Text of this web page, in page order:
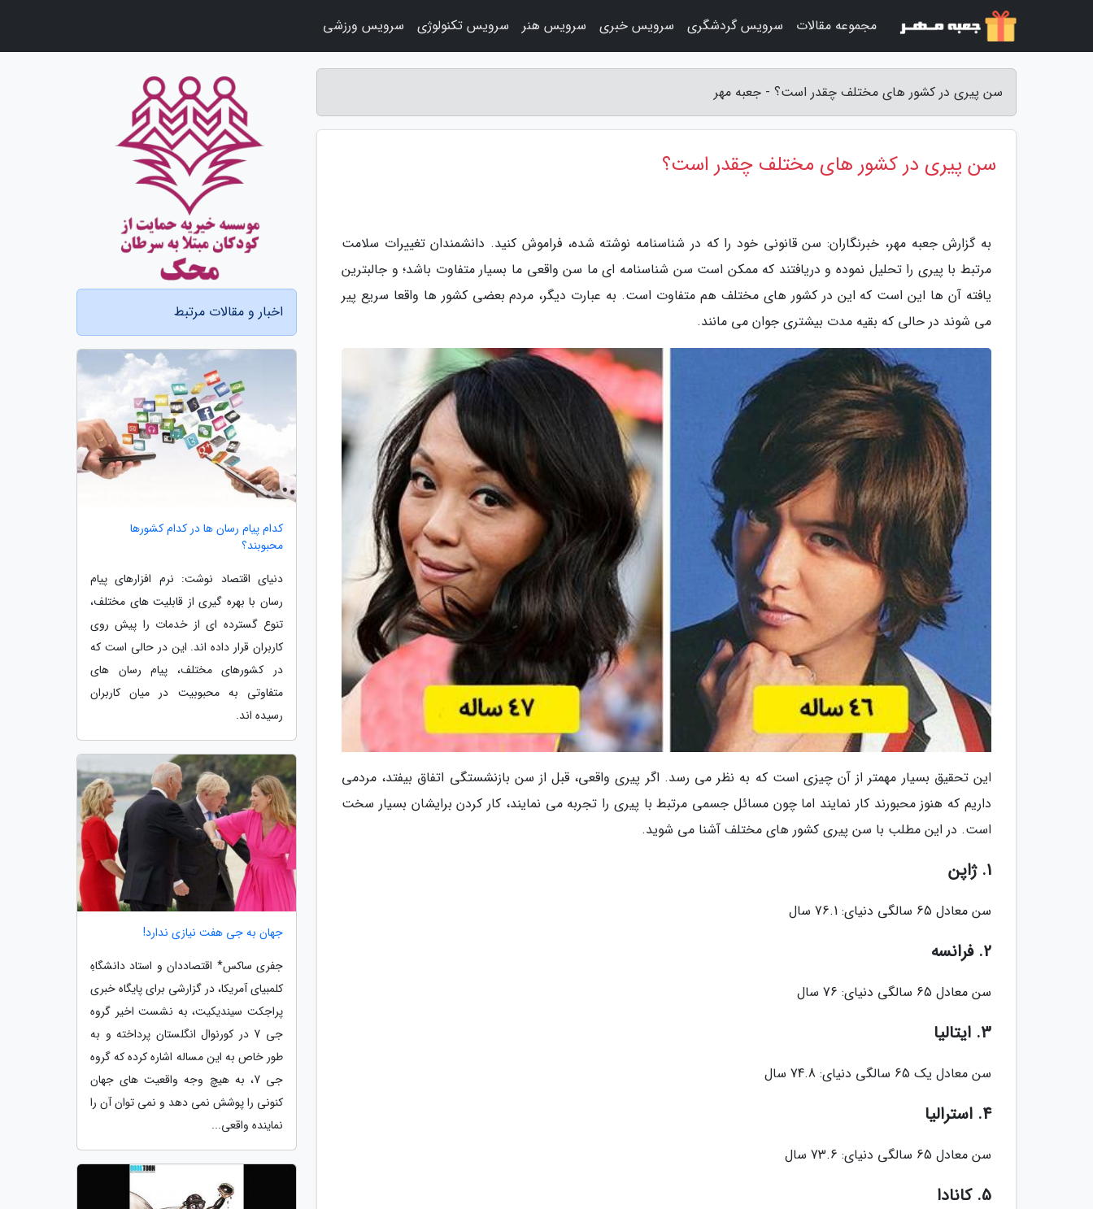
سن پیری در کشور های مختلف چقدر است؟ - جعبه مهر
سن پیری در کشور های مختلف چقدر است؟
به گزارش جعبه مهر، خبرنگاران: سن قانونی خود را که در شناسنامه نوشته شده، فراموش کنید. دانشمندان تغییرات سلامت
مرتبط با پیری را تحلیل نموده و دریافتند که ممکن است سن شناسنامه ای ما سن واقعی ما بسیار متفاوت باشد؛ و جالبترین
یافته آن ها این است که این در کشور های مختلف هم متفاوت است. به عبارت دیگر، مردم بعضی کشور ها واقعا سریع پیر
می شوند در حالی که بقیه مدت بیشتری جوان می مانند.
این تحقیق بسیار مهمتر از آن چیزی است که به نظر می رسد. اگر پیری واقعی، قبل از سن بازنشستگی اتفاق بیفتد، مردمی
داریم که هنوز محبورند کار نمایند اما چون مسائل جسمی مرتبط با پیری را تجربه می نمایند، کار کردن برایشان بسیار سخت
است. در این مطلب با سن پیری کشور های مختلف آشنا می شوید.
1. ژاپن
سن معادل 65 سالگی دنیای: 76.1 سال
2. فرانسه
سن معادل 65 سالگی دنیای: 76 سال
3. ایتالیا
سن معادل یک 65 سالگی دنیای: 74.8 سال
4. استرالیا
سن معادل 65 سالگی دنیای: 73.6 سال
5. کانادا
اخبار و مقالات مرتبط
کدام پیام رسان ها در کدام کشورها
محبوبند؟
دنیای اقتصاد نوشت: نرم افزارهای پیام
رسان با بهره گیری از قابلیت های مختلف،
تنوع گسترده ای از خدمات را پیش روی
کاربران قرار داده اند. این در حالی است که
در کشورهای مختلف، پیام رسان های
متفاوتی به محبوبیت در میان کاربران
رسیده اند.
جهان به جی هفت نیازی ندارد!
جفری ساکس* اقتصاددان و استاد دانشگاهِ
کلمبیای آمریکا، در گزارشی برای پایگاه خبری
پراجکت سیندیکیت، به نشست اخیر گروه
جی 7 در کورنوال انگلستان پرداخته و به
طور خاص به این مساله اشاره کرده که گروه
جی 7، به هیچ وجه واقعیت های جهان
کنونی را پوشش نمی دهد و نمی توان آن را
نماینده واقعی...
مجموعه مقالات سرویس گردشگری سرویس خبری سرویس هنر سرویس تکنولوژی سرویس ورزشی